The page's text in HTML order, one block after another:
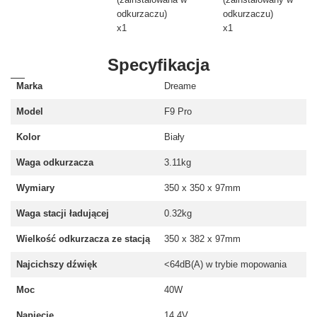
odkurzaczu)
x1
odkurzaczu)
x1
Specyfikacja
Marka Dreame
Model F9 Pro
Kolor Biały
Waga odkurzacza 3.11kg
Wymiary 350 x 350 x 97mm
Waga stacji ładującej 0.32kg
Wielkość odkurzacza ze stacją 350 x 382 x 97mm
Najcichszy dźwięk <64dB(A) w trybie mopowania
Moc 40W